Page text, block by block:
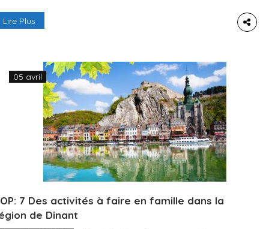
en désuétude, elle est toutefois encore pratiquée de nos
Lire Plus
05 avril
7 Des activités à faire en famille dans la
de Dinant